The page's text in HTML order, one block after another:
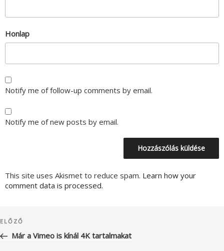
Honlap
Notify me of follow-up comments by email.
Notify me of new posts by email.
This site uses Akismet to reduce spam. Learn how your
comment data is processed.
navigáció
Korábbi
bejegyzés
ELŐZŐ
Már a Vimeo is kínál 4K tartalmakat